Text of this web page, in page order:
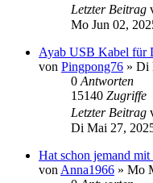
Letzter Beitrag
Mo Jun 02,
Ayab USB Kabel für
von Pingpong76 » Di
0 Antworten
15140 Zugriffe
Letzter Beitrag
Di Mai 27,
Hat schon jemand
von Anna1966 » Mo